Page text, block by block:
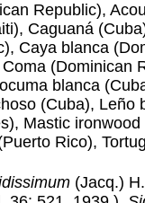
Republic),
Caguaná
Caya blanca
(Dominican
blanca
(Cuba), Leño
Mastic
Rico),
(Jacq.)